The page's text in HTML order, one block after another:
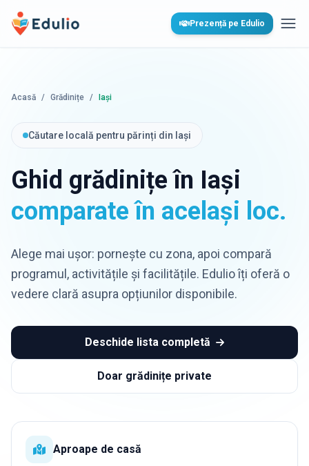
Edulio Prezență pe Edulio
Acasă / Grădinițe / Iași
Căutare locală pentru părinți din Iași
Ghid grădinițe în Iași
comparate în același loc.
Alege mai ușor: pornește cu zona, apoi compară
programul, activitățile și facilitățile. Edulio îți oferă o
vedere clară asupra opțiunilor disponibile.
Deschide lista completă
Doar grădinițe private
Aproape de casă